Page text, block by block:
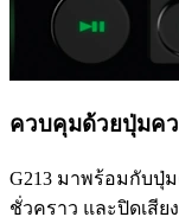
ควบคุมด้วยปุ่มค
G213 มาพร้อมกับปุ่
ชั่วคราว และปิดเสีย